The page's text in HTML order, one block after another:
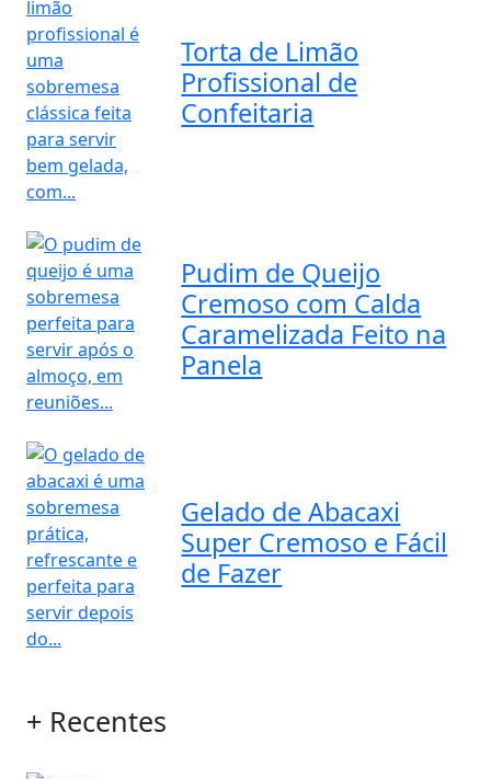
Torta de Limão
Profissional de
Confeitaria
Pudim de Queijo
Cremoso com Calda
Caramelizada Feito na
Panela
Gelado de Abacaxi
Super Cremoso e Fácil
de Fazer
+ Recentes